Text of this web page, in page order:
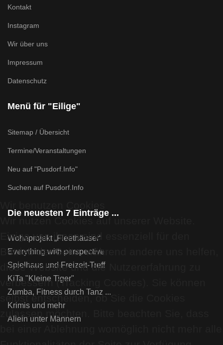
Kontakt
Instagram
Wir über uns
Impressum
Datenschutz
Menü für "Eilige"
Sitemap / Übersicht
Termine/Veranstaltungen
Neu auf "Pusdorf.Info"
Suchen auf Pusdorf.Info
Die neuesten 7 Einträge ...
Wohnprojekt „Fleethäuser“
Everything with perspective
Spielhaus und Freizeit-Treff
KiTa "Kleine Tiger"
Zumba, Fitness durch Tanz ...
Krimis und mehr
Allein unter Männern
Wir nutzen Cookies auf unserer Website.
Einige von ihnen sind essenziell für den
Betrieb der Seite, während andere uns helfen,
diese Website und die Nutzererfahrung zu
verbessern (Tracking Cookies). Sie können
selbst entscheiden, ob Sie die Cookies
zulassen möchten. Bitte beachten Sie, dass